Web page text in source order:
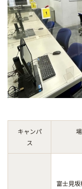
キャンパ
ス
富士見